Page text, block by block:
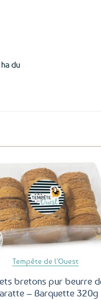
du
aux
Tempête de l'Ouest
bretons pur beurre
– Barquette 320g